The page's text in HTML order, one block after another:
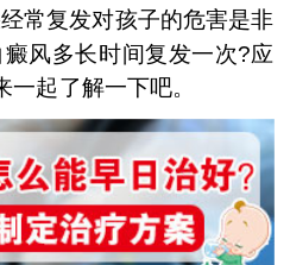
常复发对孩子的危害是非
风多长时间复发一次?应
起了解一下吧。